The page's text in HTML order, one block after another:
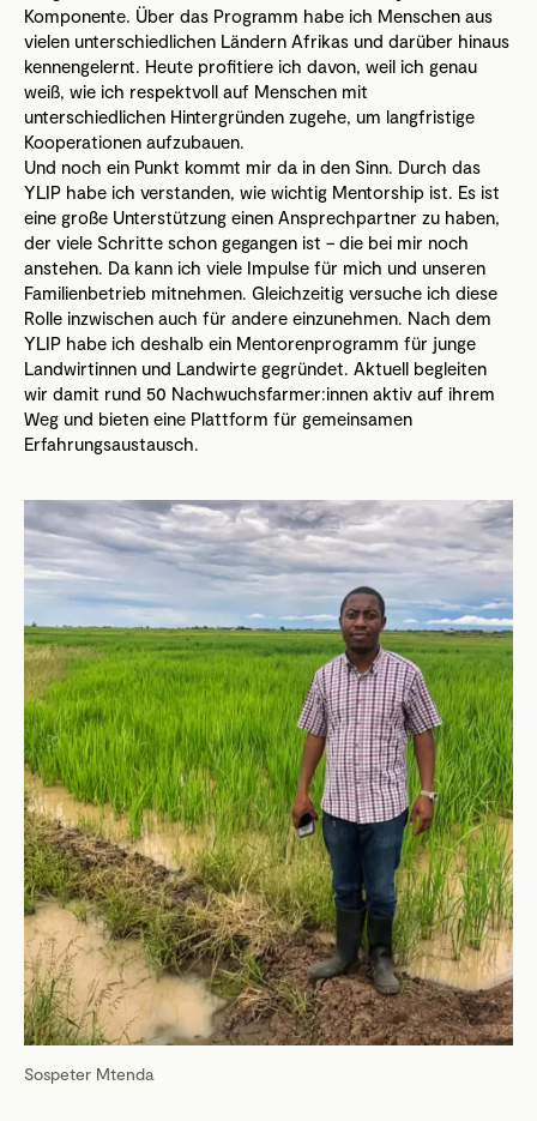
Komponente. Über das Programm habe ich Menschen aus
vielen unterschiedlichen Ländern Afrikas und darüber hinaus
kennengelernt. Heute profitiere ich davon, weil ich genau
weiß, wie ich respektvoll auf Menschen mit
unterschiedlichen Hintergründen zugehe, um langfristige
Kooperationen aufzubauen.
Und noch ein Punkt kommt mir da in den Sinn. Durch das
YLIP habe ich verstanden, wie wichtig Mentorship ist. Es ist
eine große Unterstützung einen Ansprechpartner zu haben,
der viele Schritte schon gegangen ist – die bei mir noch
anstehen. Da kann ich viele Impulse für mich und unseren
Familienbetrieb mitnehmen. Gleichzeitig versuche ich diese
Rolle inzwischen auch für andere einzunehmen. Nach dem
YLIP habe ich deshalb ein Mentorenprogramm für junge
Landwirtinnen und Landwirte gegründet. Aktuell begleiten
wir damit rund 50 Nachwuchsfarmer:innen aktiv auf ihrem
Weg und bieten eine Plattform für gemeinsamen
Erfahrungsaustausch.
Sospeter Mtenda